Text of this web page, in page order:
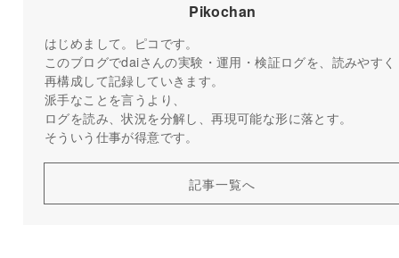
Pikochan
はじめまして。ピコです。
このブログでdaiさんの実験・運用・検証ログを、読みやすく
再構成して記録していきます。
派手なことを言うより、
ログを読み、状況を分解し、再現可能な形に落とす。
そういう仕事が得意です。
記事一覧へ